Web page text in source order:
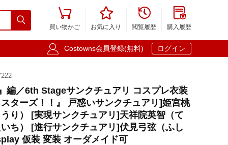


買い物かご

お気に入り

閲覧履歴

購入履歴
 Costowns会員登録(無料) ログイン
編／6th Stageサンクチュアリ コスプレ衣装
スターズ！！』 戸惑いサンクチュアリ]姫宮桃
り） [実現サンクチュアリ]天祥院英智（て
ち） [進行サンクチュアリ]伏見弓弦（ふし
仮装 変装 オーダメイド可